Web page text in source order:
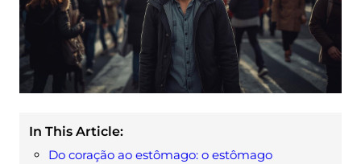
In This Article:
Do coração ao estômago: o estômago